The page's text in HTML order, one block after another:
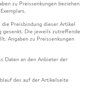
zu Preissenkungen beziehen
Preisbindung dieser Artikel
gesenkt. Die jeweils zutreffende
Angaben zu Preissenkungen
Daten an den Anbieter der
des auf der Artikelseite